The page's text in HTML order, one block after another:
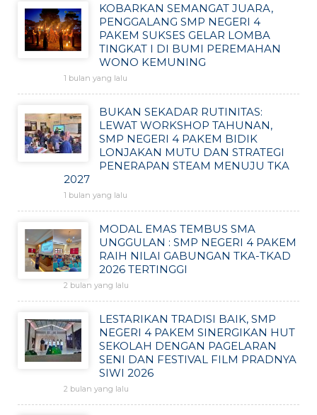
KOBARKAN SEMANGAT JUARA,
PENGGALANG SMP NEGERI 4
PAKEM SUKSES GELAR LOMBA
TINGKAT I DI BUMI PEREMAHAN
WONO KEMUNING
1 bulan yang lalu
BUKAN SEKADAR RUTINITAS:
LEWAT WORKSHOP TAHUNAN,
SMP NEGERI 4 PAKEM BIDIK
LONJAKAN MUTU DAN STRATEGI
PENERAPAN STEAM MENUJU TKA
2027
1 bulan yang lalu
MODAL EMAS TEMBUS SMA
UNGGULAN : SMP NEGERI 4 PAKEM
RAIH NILAI GABUNGAN TKA-TKAD
2026 TERTINGGI
2 bulan yang lalu
LESTARIKAN TRADISI BAIK, SMP
NEGERI 4 PAKEM SINERGIKAN HUT
SEKOLAH DENGAN PAGELARAN
SENI DAN FESTIVAL FILM PRADNYA
SIWI 2026
2 bulan yang lalu